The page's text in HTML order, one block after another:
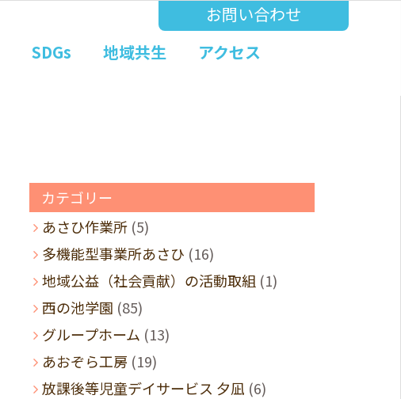
お問い合わせ
SDGs 地域共生 アクセス
カテゴリー
あさひ作業所(5)
多機能型事業所あさひ (16)
地域公益（社会貢献）の活動取組 (1)
西の池学園 (85)
グループホーム (13)
あおぞら工房 (19)
放課後等児童デイサービス 夕凪 (6)